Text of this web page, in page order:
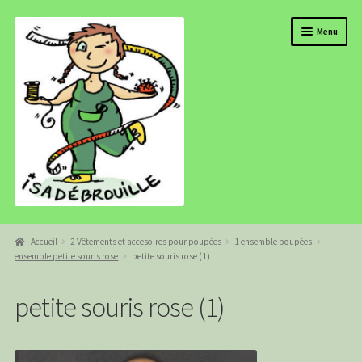
navigation
au
Menu
BOUTIQUE
ISADEBROUILLE
Accueil 2 Vêtements et accesoires pour poupées
1 ensemble poupées
ensemble petite souris rose
petite souris rose (1)
petite souris rose (1)